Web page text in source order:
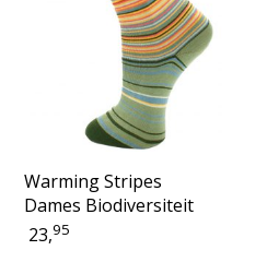
Warming Stripes
Dames Biodiversiteit
23,95